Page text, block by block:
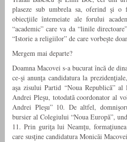
plaseze sub umbrela sa, oferind şi o
obiecţiile întemeiate ale forului
“academic” care va da “linile
“Istorie a religiilor” de care vorbeşte
Mergem mai departe?
Doamna Macovei s-a bucurat încă de
ce-şi anunţa candidatura la
aşa zisului Partid “Noua Republică”
Andrei Pleşu, totodată coordonator al
Andrei Pleşu” 10. De altfel,
bursier al Colegiului “Noua Europă”,
11. Prin guriţa lui Neamţu,
care susţine candidatura Monicăi